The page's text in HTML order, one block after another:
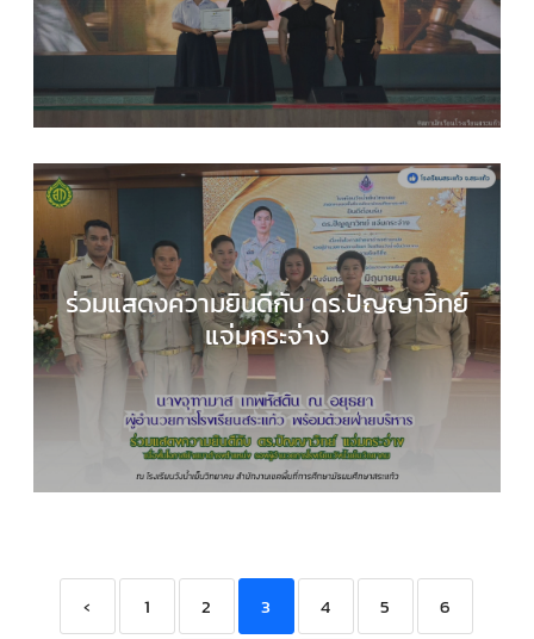
กลุ่มบริหารงานทั่วไป
ข่าวประชาสัมพันธ์
ร่วมแสดงความยินดีกับ ดร.ปัญญาวิทย์
แจ่มกระจ่าง
กลุ่มบริหารงานงบประมาณ, กลุ่มบริหารงานทั่วไป,
ารงานบุคคล, กลุ่มบริหารงานวิชาการ, ข่าวประชาสัม
‹ 1 2 3 4 5 6